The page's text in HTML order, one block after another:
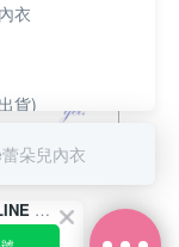
歡迎訂閱我們的 LINE 官方帳號
衣
貨)
朵兒內衣